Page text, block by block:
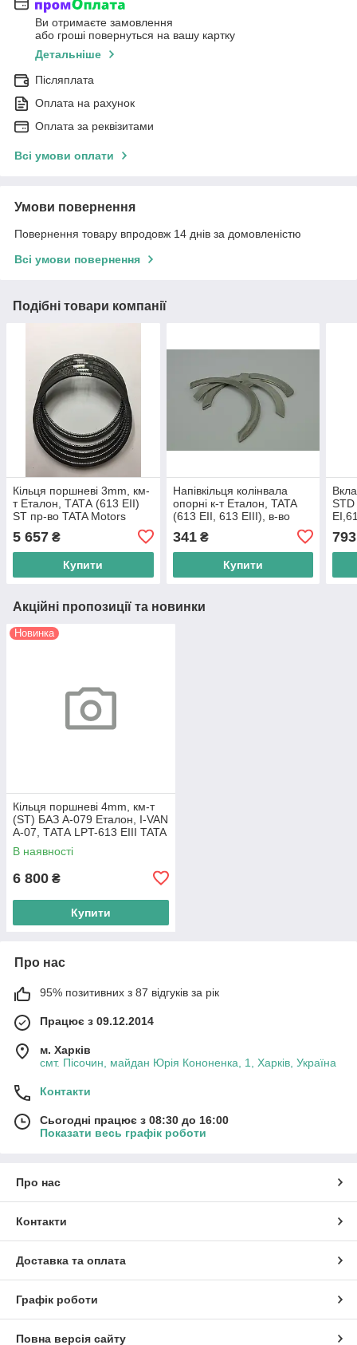
Ви отримаєте замовлення
або гроші повернуться на вашу картку
Детальніше
Післяплата
Оплата на рахунок
Оплата за реквізитами
Всі умови оплати
Умови повернення
Повернення товару впродовж 14 днів за домовленістю
Всі умови повернення
Подібні товари компанії
Кільця поршневі 3mm, км-
т Еталон, ТАТА (613 EII)
ST пр-во TATA Motors
5 657 ₴
Купити
Напівкільця колінвала
опорні к-т Еталон, TATA
(613 EII, 613 EIII), в-во
341₴
Купити
793
Акційні пропозиції та новинки
Новинка
Кільця поршневі 4mm, км-т
(ST) БАЗ А-079 Еталон, I-VAN
A-07, ТАТА LPT-613 EIII TATA
Motors
В наявності
6 800 ₴
Купити
Про нас
95% позитивних з 87 відгуків за рік
Працює з 09.12.2014
м. Харків
смт. Пісочин, майдан Юрія Кононенка, 1, Харків, Україна
Контакти
Сьогодні працює з 08:30 до 16:00
Показати весь графік роботи
Про нас
Контакти
Доставка та оплата
Графік роботи
Повна версія сайту